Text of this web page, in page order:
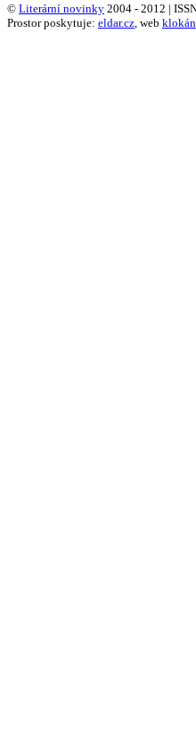
© Literární novinky 2004 - 2012 |
Prostor poskytuje: eldar.cz , web